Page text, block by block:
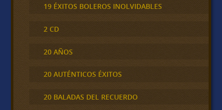
19 ÉXITOS BOLEROS INOLVIDABLES
2 CD
20 AÑOS
20 AUTÉNTICOS ÉXITOS
20 BALADAS DEL RECUERDO